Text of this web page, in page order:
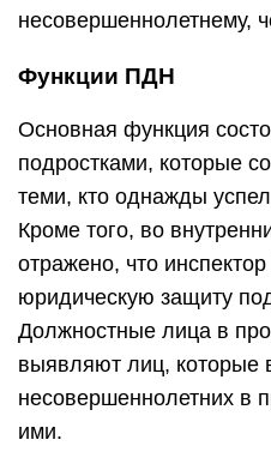
несовершеннолетнему,
Функции ПДН
Основная функция
подростками, которые
теми, кто однажды успел
Кроме того, во
отражено, что
юридическую защиту
Должностные лица в
выявляют лиц, которые
несовершеннолетних в
ими.